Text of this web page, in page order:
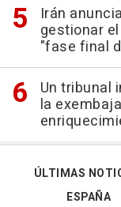
Irán
gestionar
"fase final
Un tribunal
la
ÚLTIMAS
ESPAÑA